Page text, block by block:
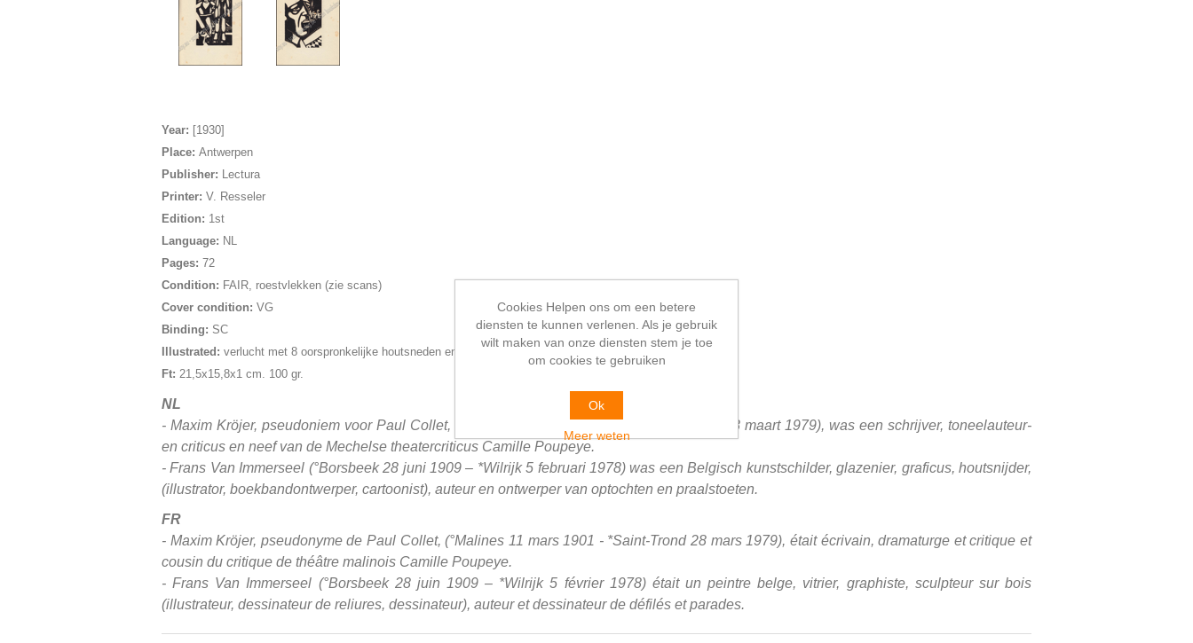
Year: [1930]
Place: Antwerpen
Publisher: Lectura
Printer: V. Resseler
Edition: 1st
Language: NL
Pages: 72
Condition: FAIR, roestvlekken (zie scans)
Cover condition: VG
Binding: SC
Illustrated: verlucht met 8 oorspronkelijke houtsneden en omslag van Frans VAN IMMERSEEL.
Ft: 21,5x15,8x1 cm. 100 gr.
NL
- Maxim Kröjer, pseudoniem voor Paul Collet, (°Mechelen 11 maart 1901 - *Sint-Truiden 28 maart 1979), was een schrijver, toneelauteur-
en criticus en neef van de Mechelse theatercriticus Camille Poupeye.
- Frans Van Immerseel (°Borsbeek 28 juni 1909 – *Wilrijk 5 februari 1978) was een Belgisch kunstschilder, glazenier, graficus, houtsnijder,
(illustrator, boekbandontwerper, cartoonist), auteur en ontwerper van optochten en praalstoeten.
FR
- Maxim Kröjer, pseudonyme de Paul Collet, (°Malines 11 mars 1901 - *Saint-Trond 28 mars 1979), était écrivain, dramaturge et critique et
cousin du critique de théâtre malinois Camille Poupeye.
- Frans Van Immerseel (°Borsbeek 28 juin 1909 – *Wilrijk 5 février 1978) était un peintre belge, vitrier, graphiste, sculpteur sur bois
(illustrateur, dessinateur de reliures, dessinateur), auteur et dessinateur de défilés et parades.
Cookies Helpen ons om een betere
diensten te kunnen verlenen. Als je gebruik
wilt maken van onze diensten stem je toe
om cookies te gebruiken
Ok
Meer weten